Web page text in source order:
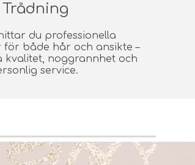
Trådning
du professionella
både hår och ansikte –
kvalitet, noggrannhet och
service.